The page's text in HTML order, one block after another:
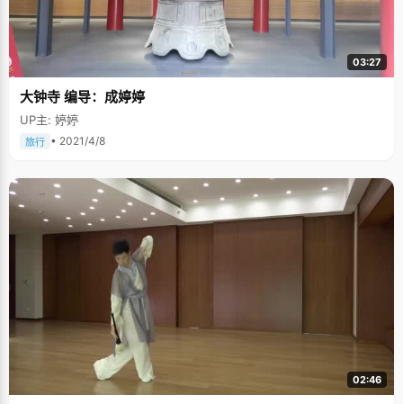
03:27
大钟寺 编导：成婷婷
UP主: 婷婷
旅行 • 2021/4/8
02:46